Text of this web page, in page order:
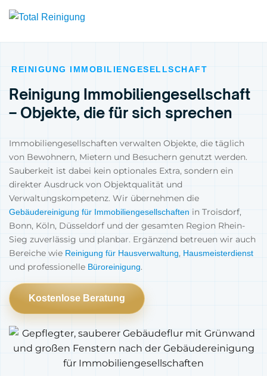
REINIGUNG IMMOBILIENGESELLSCHAFT
Reinigung Immobiliengesellschaft
– Objekte, die für sich sprechen
Immobiliengesellschaften verwalten Objekte, die täglich
von Bewohnern, Mietern und Besuchern genutzt werden.
Sauberkeit ist dabei kein optionales Extra, sondern ein
direkter Ausdruck von Objektqualität und
Verwaltungskompetenz. Wir übernehmen die
Gebäudereinigung für Immobiliengesellschaften in Troisdorf,
Bonn, Köln, Düsseldorf und der gesamten Region Rhein-
Sieg zuverlässig und planbar. Ergänzend betreuen wir auch
Bereiche wie Reinigung für Hausverwaltung, Hausmeisterdienst
und professionelle Büroreinigung.
Kostenlose Beratung